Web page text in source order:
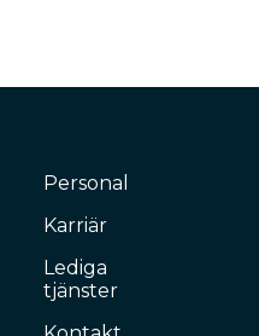
Personal
Karriär
Lediga
tjänster